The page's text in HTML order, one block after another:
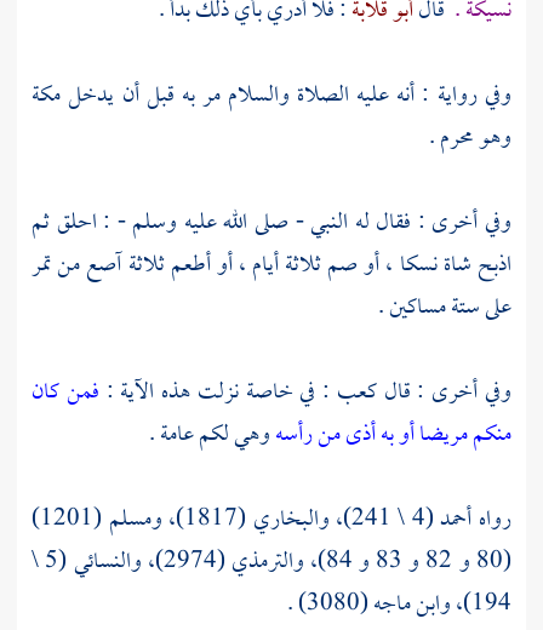
نسيكة . قالأبو قلابة: فلا أدري بأي ذلك بدأ .
وفي رواية : أنه عليه الصلاة والسلام مر به قبل أن يدخلمكة
وهو محرم .
وفي أخرى : فقال له النبي - صلى الله عليه وسلم - : احلق ثم
اذبح شاة نسكا ، أو صم ثلاثة أيام ، أو أطعم ثلاثة آصع من تمر
على ستة مساكين .
وفي أخرى : قالكعب : في خاصة نزلت هذه الآية : فمن كان
منكم مريضا أو به أذى من رأسهوهي لكم عامة .
رواه أحمد (4 \ 241)، والبخاري (1817)، ومسلم (1201)
(80 و 82 و 83 و 84)، والترمذي (2974)، والنسائي (5 \
194)، وابن ماجه (3080) .